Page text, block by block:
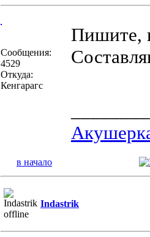
Сообщения:
4529
Откуда:
Кенгарагс
Пишите,
в начало
Indastrik